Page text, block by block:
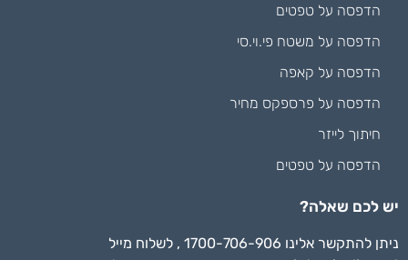
הדפסה על טפטים
הדפסה על משטח פי.וי.סי
הדפסה על קאפה
הדפסה על פרספקס מחיר
חיתוך לייזר
הדפסה על טפטים
יש לכם שאלה?
ניתן להתקשר אלינו 1700-706-906 , לשלוח מייל